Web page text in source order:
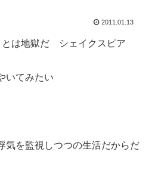
2011.01.13
とは地獄だ シェイクスピア
いてみたい
気を監視しつつの生活だからだ